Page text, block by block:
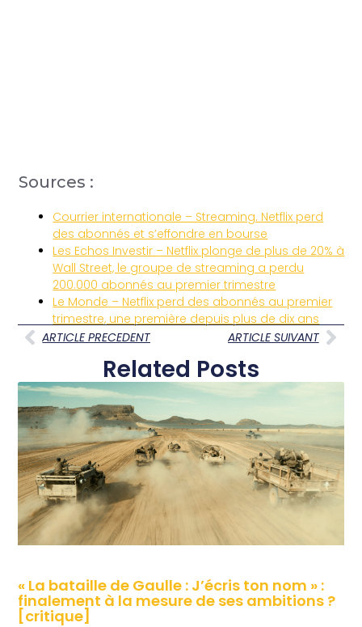
Sources :
Courrier internationale – Streaming. Netflix perd
des abonnés et s’effondre en bourse
Les Echos Investir – Netflix plonge de plus de 20% à
Wall Street, le groupe de streaming a perdu
200.000 abonnés au premier trimestre
Le Monde – Netflix perd des abonnés au premier
trimestre, une première depuis plus de dix ans
ARTICLE PRECEDENT
ARTICLE SUIVANT
Related Posts
« La bataille de Gaulle : J’écris ton nom » :
finalement à la mesure de ses ambitions ?
[critique]